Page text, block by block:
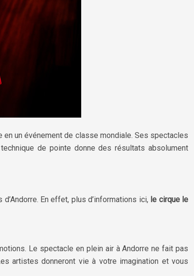
en un événement de classe mondiale. Ses spectacles
de pointe donne des résultats absolument
En effet, plus d’informations ici, le cirque le
Le spectacle en plein air à Andorre ne fait pas
artistes donneront vie à votre imagination et vous